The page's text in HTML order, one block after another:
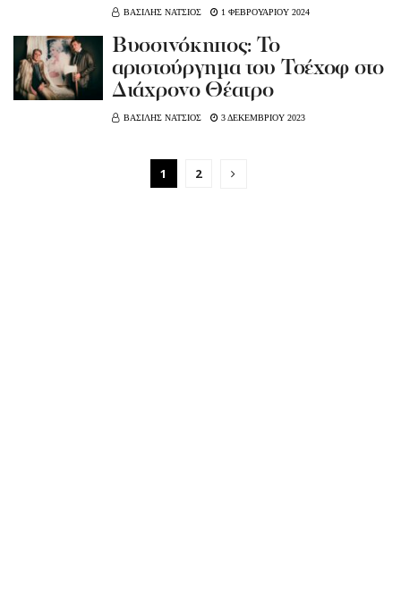
ΒΑΣΙΛΗΣ ΝΑΤΣΙΟΣ 1 ΦΕΒΡΟΥΑΡΙΟΥ 2024
Βυσσινόκηπος: Το
αριστούργημα του Τσέχοφ στο
Διάχρονο Θέατρο
ΒΑΣΙΛΗΣ ΝΑΤΣΙΟΣ 3 ΔΕΚΕΜΒΡΙΟΥ 2023
1 2